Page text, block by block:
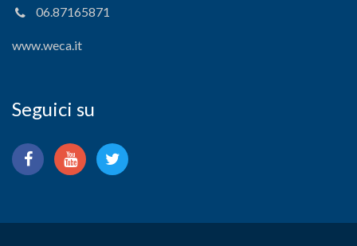
06.87165871
www.weca.it
Seguici su